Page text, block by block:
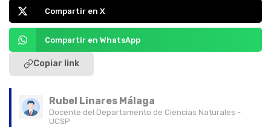
Compartir en X
Compartir en WhatsApp
Copiar link
Rubel Linares Málaga
Docente del Departamento de Ciencias Naturales -
UCSP